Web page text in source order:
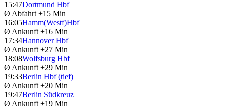
15:47Dortmund Hbf
Ø Abfahrt +15 Min
16:05Hamm(Westf)Hbf
Ø Ankunft +16 Min
17:34Hannover Hbf
Ø Ankunft +27 Min
18:08Wolfsburg Hbf
Ø Ankunft +29 Min
19:33Berlin Hbf (tief)
Ø Ankunft +20 Min
19:47Berlin Südkreuz
Ø Ankunft +19 Min